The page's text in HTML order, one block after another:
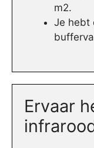
m2.
Je hebt
Ervaar